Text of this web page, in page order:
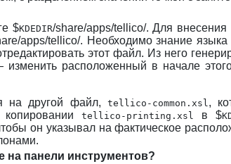
$KDEDIR/share/apps/tellico/. Для внесения
apps/tellico/. Необходимо знание языка
этот файл. Из него
расположенный в начале
на другой файл, tellico-common.xsl ,
tellico-printing.xsl в $
он указывал на фактическое
на панели инструментов?